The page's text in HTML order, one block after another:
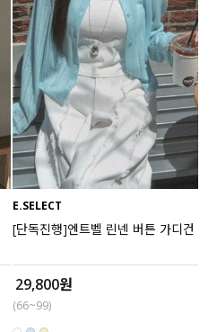
E.SELECT
[단독진행]엔트벨 린넨 버튼 가디건
29,800원
(66~99)